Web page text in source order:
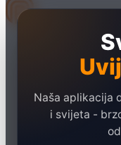
Naša aplikacija
i svijeta -
Hronika